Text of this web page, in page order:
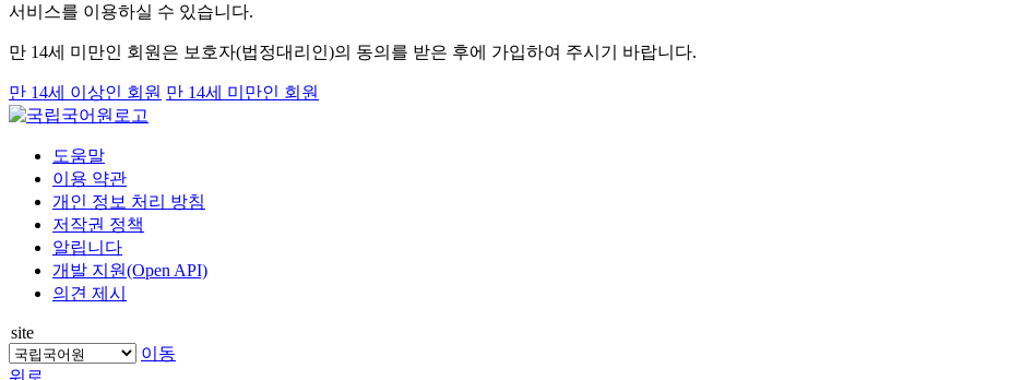
서비스를 이용하실 수 있습니다.
만 14세 미만인 회원은 보호자(법정대리인)의 동의를 받은 후에 가입하여 주시기 바랍니다.
만 14세 이상인 회원 만 14세 미만인 회원
도움말
이용 약관
개인 정보 처리 방침
저작권 정책
알립니다
개발 지원(Open API)
의견 제시
site
이동